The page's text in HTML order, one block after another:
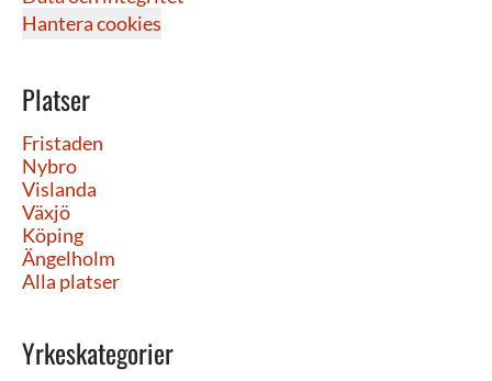
Hantera cookies
Platser
Fristaden
Nybro
Vislanda
Växjö
Köping
Ängelholm
Alla platser
Yrkeskategorier